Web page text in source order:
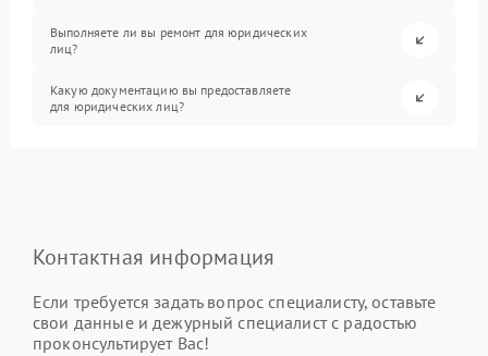
Выполняете ли вы ремонт для юридических
лиц?
Какую документацию вы предоставляете
для юридических лиц?
Контактная информация
Если требуется задать вопрос специалисту, оставьте
свои данные и дежурный специалист с радостью
проконсультирует Вас!